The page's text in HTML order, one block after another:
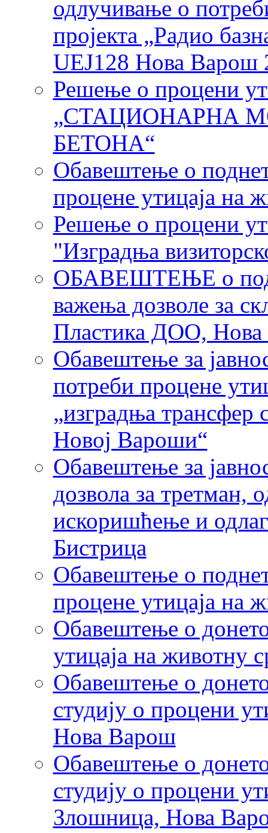
одлучивање о
пројекта „Радио
UEJ128 Нова Варош
Решење о процени
„СТАЦИОНАРНА
БЕТОНА“
Обавештење о
процене утицаја на
Решење о процени
"Изградња
ОБАВЕШТЕЊЕ о
важења дозволе за
Пластика ДОО,
Обавештење за
потреби процене
„изградња
Новој Вароши“
Обавештење за
дозвола за третман,
искоришћење и
Бистрица
Обавештење о
процене утицаја на
Обавештење о
утицаја на животну
Обавештење о
студију о процени
Нова Варош
Обавештење о
студију о процени
Злошница, Нова